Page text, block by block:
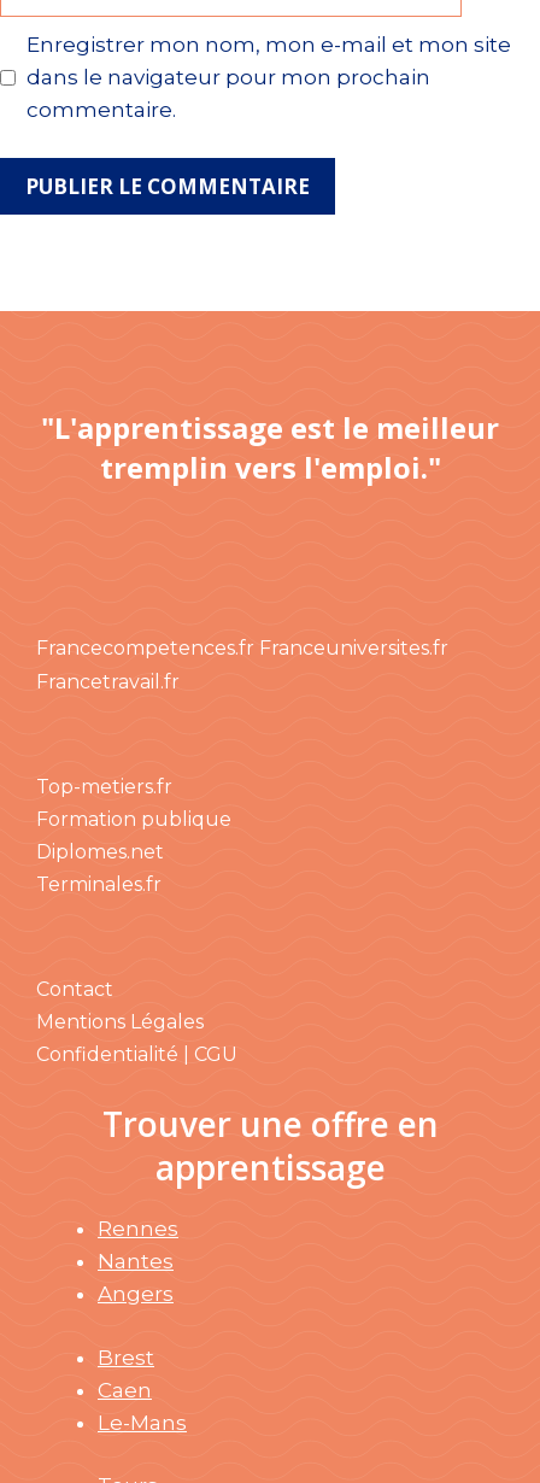
Enregistrer mon nom, mon e-mail et mon site
dans le navigateur pour mon prochain
commentaire.
"L'apprentissage est le meilleur
tremplin vers l'emploi."
Francecompetences.fr Franceuniversites.fr
Francetravail.fr
Top-metiers.fr
Formation publique
Diplomes.net
Terminales.fr
Contact
Mentions Légales
Confidentialité | CGU
Trouver une offre en
apprentissage
Rennes
Nantes
Angers
Brest
Caen
Le-Mans